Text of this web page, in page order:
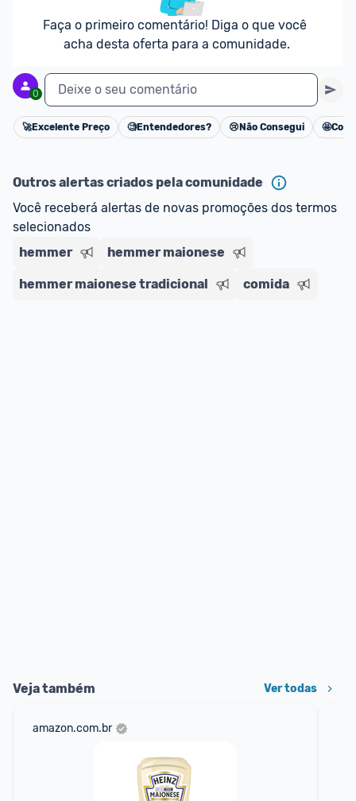
Faça o primeiro comentário! Diga o que você
acha desta oferta para a comunidade.
0 Deixe o seu comentário
Cancelar
🚀Excelente Preço 🧐Entendedores? 😢 Não Consegui 🤩
Outros alertas criados pela comunidade
Você receberá alertas de novas promoções dos termos
selecionados
hemmer
hemmer maionese
hemmer maionese tradicional comida
Veja também Ver todas
amazon.com.br